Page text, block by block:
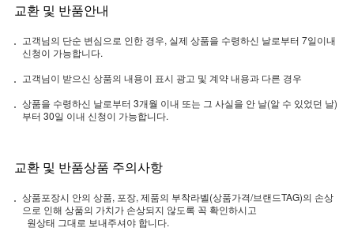
교환 및 반품안내
고객님의 단순 변심으로 인한 경우, 실제 상품을 수령하신 날로부터 7일이내
신청이 가능합니다.
고객님이 받으신 상품의 내용이 표시 광고 및 계약 내용과 다른 경우
상품을 수령하신 날로부터 3개월 이내 또는 그 사실을 안 날(알 수 있었던 날)
부터 30일 이내 신청이 가능합니다.
교환 및 반품상품 주의사항
상품포장시 안의 상품, 포장, 제품의 부착라벨(상품가격/브랜드TAG)의 손상
으로 인해 상품의 가치가 손상되지 않도록 꼭 확인하시고
원상태 그대로 보내주셔야 합니다.